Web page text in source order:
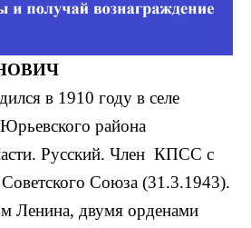
в 1910 году в селе
района
Русский. Член КПСС с
Союза (31.3.1943).
Ленина, двумя орденами